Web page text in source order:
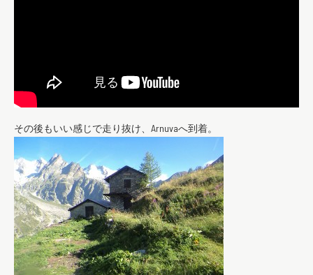
その後もいい感じで走り抜け、Arnuvaへ到着。